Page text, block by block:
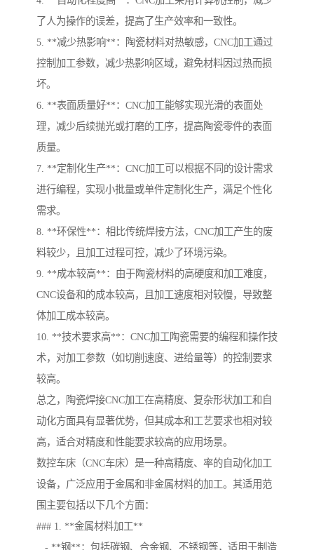
了人为操作的误差，提高了生产效率和一致性。
5. **减少热影响**：陶瓷材料对热敏感，CNC加工通过
控制加工参数，减少热影响区域，避免材料因过热而损
坏。
6. **表面质量好**：CNC加工能够实现光滑的表面处
理，减少后续抛光或打磨的工序，提高陶瓷零件的表面
质量。
7. **定制化生产**：CNC加工可以根据不同的设计需求
进行编程，实现小批量或单件定制化生产，满足个性化
需求。
8. **环保性**：相比传统焊接方法，CNC加工产生的废
料较少，且加工过程可控，减少了环境污染。
9. **成本较高**：由于陶瓷材料的高硬度和加工难度，
CNC设备和的成本较高，且加工速度相对较慢，导致整
体加工成本较高。
10. **技术要求高**：CNC加工陶瓷需要的编程和操作技
术，对加工参数（如切削速度、进给量等）的控制要求
较高。
总之，陶瓷焊接CNC加工在高精度、复杂形状加工和自
动化方面具有显著优势，但其成本和工艺要求也相对较
高，适合对精度和性能要求较高的应用场景。
数控车床（CNC车床）是一种高精度、率的自动化加工
设备，广泛应用于金属和非金属材料的加工。其适用范
围主要包括以下几个方面：
### 1. **金属材料加工**
- **钢**：包括碳钢、合金钢、不锈钢等，适用于制造